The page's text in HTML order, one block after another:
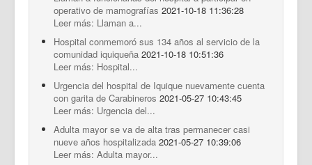
operativo de mamografías 2021-10-18 11:36:28
Leer más: Llaman a...
Hospital conmemoró sus 134 años al servicio de la
comunidad iquiqueña 2021-10-18 10:51:36
Leer más: Hospital...
Urgencia del hospital de Iquique nuevamente cuenta
con garita de Carabineros 2021-05-27 10:43:45
Leer más: Urgencia del...
Adulta mayor se va de alta tras permanecer casi
nueve años hospitalizada 2021-05-27 10:39:06
Leer más: Adulta mayor...